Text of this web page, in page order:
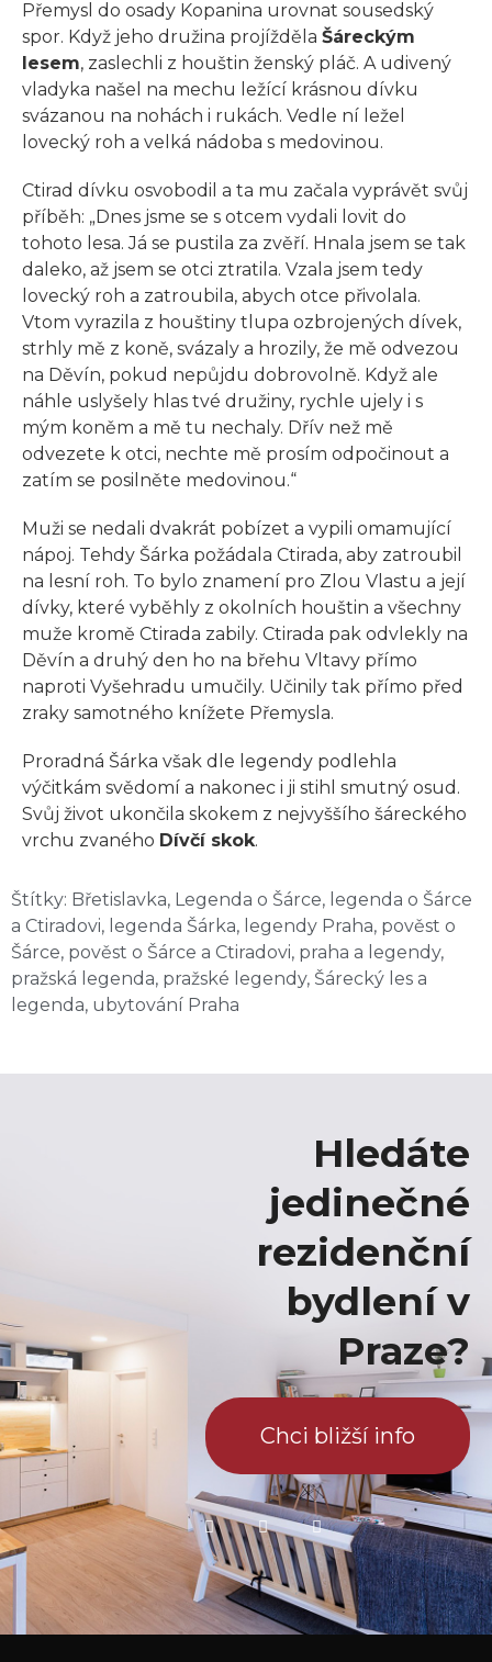
Přemysl do osady Kopanina urovnat sousedský
spor. Když jeho družina projížděla Šáreckým
lesem, zaslechli z houštin ženský pláč. A udivený
vladyka našel na mechu ležící krásnou dívku
svázanou na nohách i rukách. Vedle ní ležel
lovecký roh a velká nádoba s medovinou.
Ctirad dívku osvobodil a ta mu začala vyprávět svůj
příběh: „Dnes jsme se s otcem vydali lovit do
tohoto lesa. Já se pustila za zvěří. Hnala jsem se tak
daleko, až jsem se otci ztratila. Vzala jsem tedy
lovecký roh a zatroubila, abych otce přivolala.
Vtom vyrazila z houštiny tlupa ozbrojených dívek,
strhly mě z koně, svázaly a hrozily, že mě odvezou
na Děvín, pokud nepůjdu dobrovolně. Když ale
náhle uslyšely hlas tvé družiny, rychle ujely i s
mým koněm a mě tu nechaly. Dřív než mě
odvezete k otci, nechte mě prosím odpočinout a
zatím se posilněte medovinou.“
Muži se nedali dvakrát pobízet a vypili omamující
nápoj. Tehdy Šárka požádala Ctirada, aby zatroubil
na lesní roh. To bylo znamení pro Zlou Vlastu a její
dívky, které vyběhly z okolních houštin a všechny
muže kromě Ctirada zabily. Ctirada pak odvlekly na
Děvín a druhý den ho na břehu Vltavy přímo
naproti Vyšehradu umučily. Učinily tak přímo před
zraky samotného knížete Přemysla.
Proradná Šárka však dle legendy podlehla
výčitkám svědomí a nakonec i ji stihl smutný osud.
Svůj život ukončila skokem z nejvyššího šáreckého
vrchu zvaného Dívčí skok.
Štítky: Břetislavka, Legenda o Šárce, legenda o Šárce
a Ctiradovi, legenda Šárka, legendy Praha, pověst o
Šárce, pověst o Šárce a Ctiradovi, praha a legendy,
pražská legenda, pražské legendy, Šárecký les a
legenda, ubytování Praha
Hledáte
jedinečné
rezidenční
bydlení v
Praze?
Chci bližší info